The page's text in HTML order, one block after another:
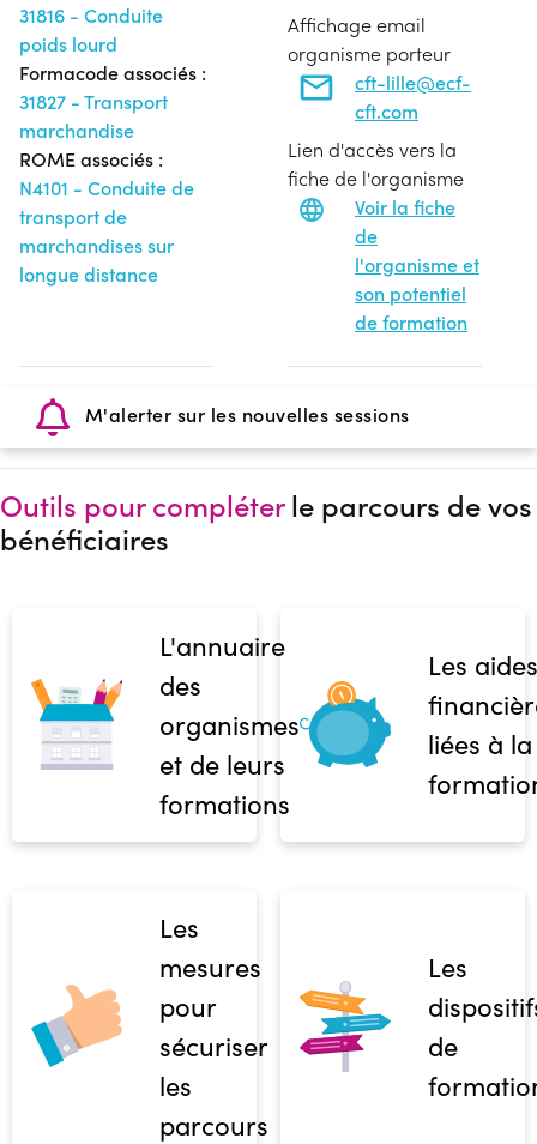
31816 - Conduite
poids lourd
Formacode associés :
31827 - Transport
marchandise
ROME associés :
N4101 - Conduite de
transport de
marchandises sur
longue distance
Affichage email
organisme porteur
cft-lille@ecf-
cft.com
Lien d'accès vers la
fiche de l'organisme
Voir la fiche
de
l'organisme et
son potentiel
de formation
M'alerter sur les nouvelles sessions
Outils pour compléterle parcours de vos
bénéficiaires
L'annuaire
des
organismes
et de leurs
formations
Les aides
liées à la
Les
mesures
pour
sécuriser
les
parcours
Les
de